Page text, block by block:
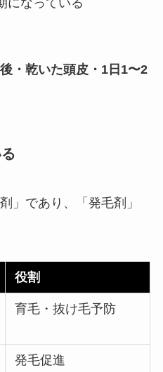
・乾いた頭皮・1日1〜2
」であり、「発毛剤」
役割
育毛・抜け毛予防
発毛促進